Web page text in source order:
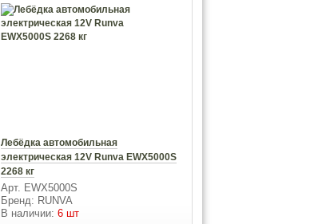
Лебёдка автомобильная
электрическая 12V Runva EWX5000S
2268 кг
Арт. EWX5000S
Бренд: RUNVA
В наличии: 6 шт